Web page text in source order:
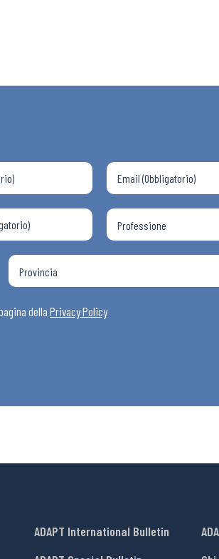
della Privacy Policy
ADAPT International Bulletin